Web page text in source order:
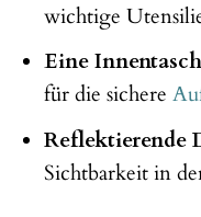
wichtige
Eine
für die sichere
Reflektierende
Sichtbarkeit in